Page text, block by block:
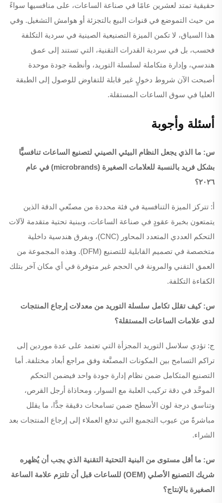
حقيقية تمتد لعشرين عامًا في صناعة الساعات، على منافسيها سواءً
من حيث التموضع في قنوات البيع بالتجزئة أو هوامش التشغيل. وفي
هذا السياق، لا تكمن الميزة التصنيعية الصينية في سردية التكلفة
فحسب، بل في سردية القدرات التقنية، التي تستند إلى عمق
هندسي، وإدارة متكاملة لسلسلة التوريد، وأنظمة جودة موحدة
أصبحت الآن شروط دخولٍ غير قابلة للتفاوض للوصول إلى الطبقة
العليا في سوق الساعات المستقلة.
أسئلة وأجوبة
س: ما الذي يجعل النظام البيئي الصيني لتصنيع الساعات تنافسيًّا
بشكل فريد بالنسبة للعلامات الصغيرة (microbrands) في عام
٢٠٢٦؟
أ: تتركز الميزة التنافسية في فئة محددة من مصنّعي الدقة الذين
يتمتعون بخبرة عقودٍ في صناعة الساعات، وببنية تحتية متقدمة لآلات
التحكم العددي المتعدد المحاور (CNC)، وبفرق هندسية داخلية
متخصصة في تصميم القابلية للتصنيع (DFM). وهذه المجموعة من
العمق التقني والمرونة في الحجم غير متوفرة في أي مكان آخر بتلك
الكفاءة التكلفة.
س: كيف تقلل تكامل سلسلة التوريد من معدلات إرجاع المنتجات
لدى علامات الساعات المستقلة؟
ج: تؤدي سلاسل التوريد المجزأة التي تعتمد على عدة موردين إلى
تراكم التسامح بين المكونات المصنَّعة وفق مراجع أبعاد مختلفة. أما
التصنيع المتكامل ضمن نظام إدارة جودة واحد فيضمن التحكم
الموحَّد في دقة تركيب العلبة مع السوار، ومحاذاة أرجل القرص،
وتناسق درجة لون الأسطح ضمن تسامحات دقيقة جدًّا، ما يقلل
مباشرةً من عيوب التجميع التي تدفع العملاء إلى إرجاع المنتجات بعد
الشراء.
س: ما أقل مستوى من البنية التحتية التقنية الذي يجب أن يُظهره
شريك التصنيع الأصلي (OEM) للساعات قبل أن تلتزم علامة الساعة
الصغيرة بالإنتاج؟